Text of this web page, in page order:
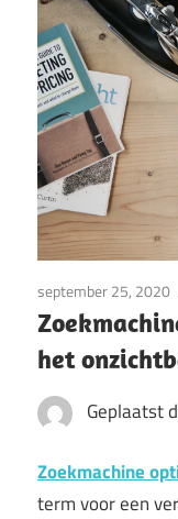
september 25, 2020
het
Geplaatst
Zoekmachine
term voor een